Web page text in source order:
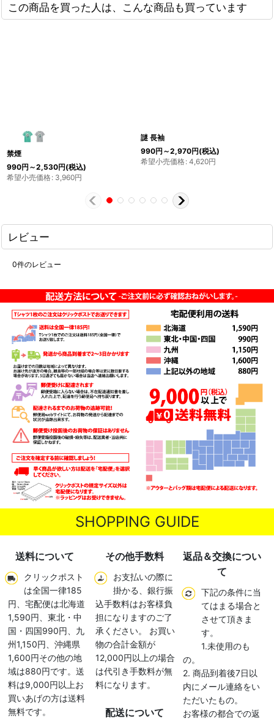
この商品を買った人は、こんな商品も買っています
禁煙
990円 ～2,530円(税込)
希望小売価格: 3,960円
謎 長袖
990円 ～2,970円(税込)
希望小売価格: 4,620円
レビュー
0件のレビュー
SHOPPING GUIDE
送料について
クリックポスト
は全国一律185
円、宅配便は北海道
1,590円、東北・中
国・四国990円、九
州1,150円、沖縄県
1,600円その他の地
域は880円です。送
料は9,000円以上お
買いあげの方は送料
無料です。
その他手数料
お支払いの際に
掛かる、銀行振
込手数料はお客様負
担になりますのご了
承ください。 お買い
物の合計金額が
12,000円以上の場合
は代引き手数料が無
料になります。
配送について
返品＆交換につい
て
下記の条件に当
てはまる場合と
させて頂きま
す。
1.未使用のも
の。
2. 商品到着後7日以
内にメール連絡をい
ただいたもの。
お客様の都合での返